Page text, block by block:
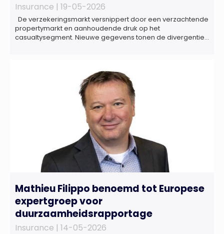
Insurance | 19-05-2026
De verzekeringsmarkt versnippert door een verzachtende
propertymarkt en aanhoudende druk op het
casualtysegment. Nieuwe gegevens tonen de divergentie
het Market Pulse Report voor het eerste kwartaal van 2026
De bedrijfsmatige […]
Mathieu Filippo benoemd tot Europese
expertgroep voor
duurzaamheidsrapportage
Insurance | 14-05-2026